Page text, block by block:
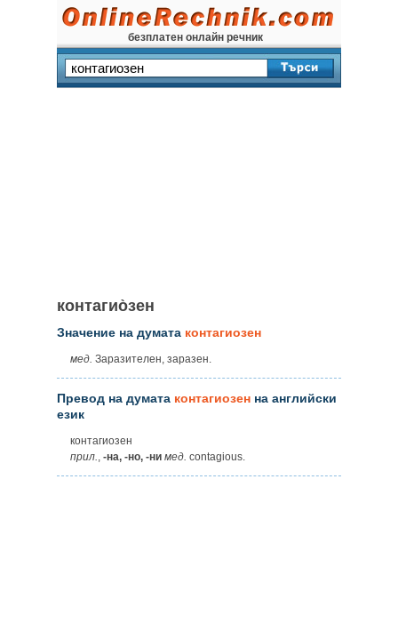
безплатен онлайн речник
контагио̀зен
Значение на думата контагиозен
мед. Заразителен, заразен.
Превод на думата контагиозен на английски
език
контагиозен
прил.
-на, -но, -ни мед. contagious.